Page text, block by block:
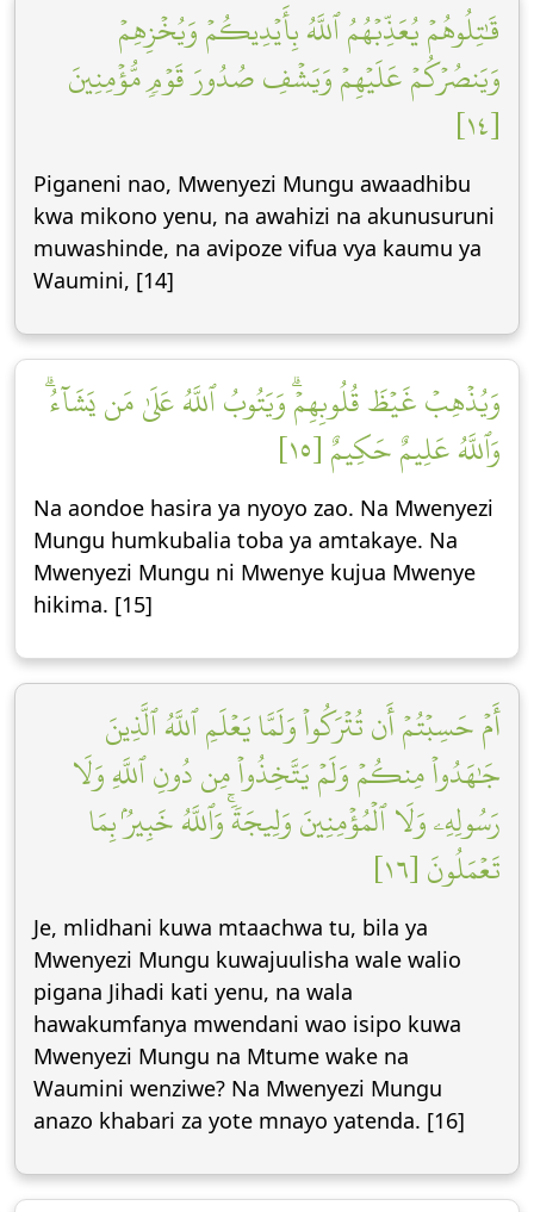
قَٰتِلُوهُمۡ يُعَذِّبۡهُمُ ٱللَّهُ بِأَيۡدِيكُمۡ وَيُخۡزِهِمۡ
وَيَنصُرۡكُمۡ عَلَيۡهِمۡ وَيَشۡفِ صُدُورَ قَوۡمٖ مُّؤۡمِنِينَ
[١٤]
Piganeni nao, Mwenyezi Mungu awaadhibu
kwa mikono yenu, na awahizi na akunusuruni
muwashinde, na avipoze vifua vya kaumu ya
Waumini, [14]
وَيُذۡهِبۡ غَيۡظَ قُلُوبِهِمۡۗ وَيَتُوبُ ٱللَّهُ عَلَىٰ مَن يَشَآءُۗ
وَٱللَّهُ عَلِيمٌ حَكِيمٌ [١٥]
Na aondoe hasira ya nyoyo zao. Na Mwenyezi
Mungu humkubalia toba ya amtakaye. Na
Mwenyezi Mungu ni Mwenye kujua Mwenye
hikima. [15]
أَمۡ حَسِبۡتُمۡ أَن تُتۡرَكُواْ وَلَمَّا يَعۡلَمِ ٱللَّهُ ٱلَّذِينَ
جَٰهَدُواْ مِنكُمۡ وَلَمۡ يَتَّخِذُواْ مِن دُونِ ٱللَّهِ وَلَا
رَسُولِهِۦ وَلَا ٱلۡمُؤۡمِنِينَ وَلِيجَةٗۚ وَٱللَّهُ خَبِيرُۢ بِمَا
تَعۡمَلُونَ [١٦]
Je, mlidhani kuwa mtaachwa tu, bila ya
Mwenyezi Mungu kuwajuulisha wale walio
pigana Jihadi kati yenu, na wala
hawakumfanya mwendani wao isipo kuwa
Mwenyezi Mungu na Mtume wake na
Waumini wenziwe? Na Mwenyezi Mungu
anazo khabari za yote mnayo yatenda. [16]